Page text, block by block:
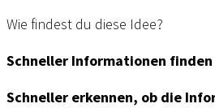
Wie findest du diese Idee?
Schneller Informationen finden
Schneller erkennen, ob die